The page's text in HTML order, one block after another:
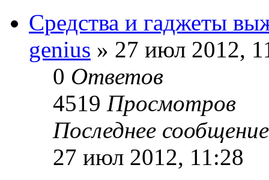
Средства и гаджеты
genius » 27 июл 2012,
0 Ответов
4519 Просмотров
Последнее
27 июл 2012, 11:28